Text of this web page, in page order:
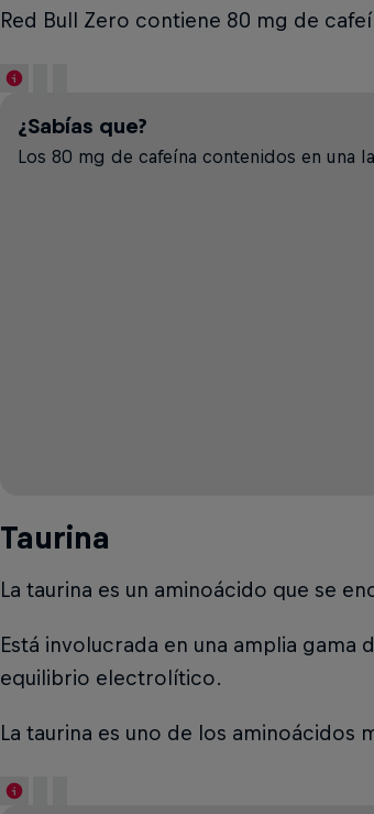
Red Bull Zero contiene 80 mg de
¿Sabías que?
Los 80 mg de cafeína contenidos en una
Taurina
La taurina es un aminoácido que se
Está involucrada en una amplia
equilibrio electrolítico.
La taurina es uno de los aminoácidos